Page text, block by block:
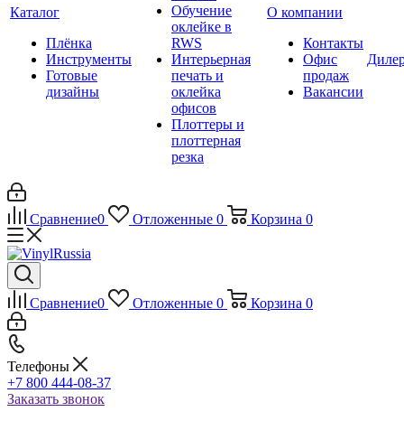
Каталог
Плёнка
Инструменты
Готовые
дизайны
Обучение
оклейке в
RWS
Интерьерная
печать и
оклейка
офисов
Плоттеры и
плоттерная
резка
О компании
Контакты
Офис
продаж
Вакансии
Сравнение0 Отложенные 0 Корзина 0
Сравнение0 Отложенные 0 Корзина 0
Телефоны
+7 800 444-08-37
Заказать звонок